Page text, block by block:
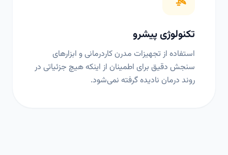
تکنولوژی پیشرو
استفاده از تجهیزات مدرن کاردرمانی و ابزارهای
سنجش دقیق برای اطمینان از اینکه هیچ جزئیاتی در
روند درمان نادیده گرفته نمی‌شود.